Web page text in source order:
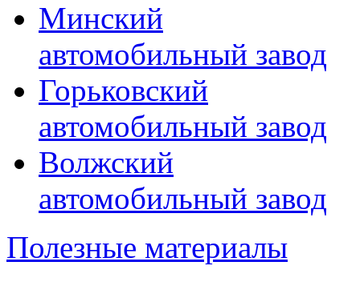
Минский
автомобильный завод
Горьковский
автомобильный завод
Волжский
автомобильный завод
Полезные материалы